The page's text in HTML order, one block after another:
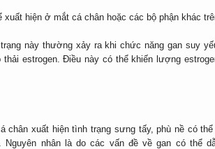
xuất hiện ở mắt cá chân hoặc các bộ phận khác
này thường xảy ra khi chức năng gan suy
thải estrogen. Điều này có thể khiến lượng
chân xuất hiện tình trạng sưng tấy, phù nề có
nhân là do các vấn đề về gan có thể